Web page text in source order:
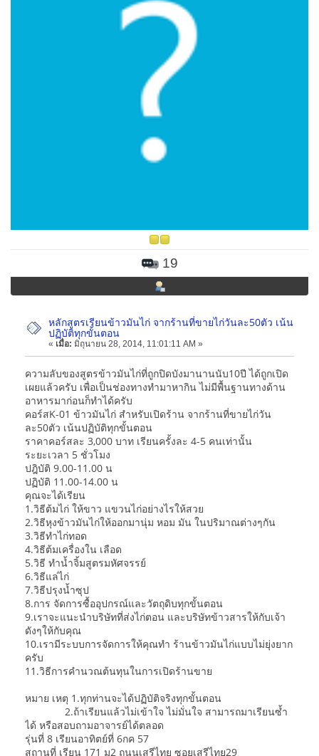
19
หลักสูตรเรียนข้าวมันไก่ จากร้านที่ขายไก่วันละ50ตัว เน้น
ปฏิบัติทุกขั้นตอน
« เมื่อ: มิถุนายน 28, 2014, 11:01:11 AM »
ความลับของสูตรข้าวมันไก่ที่ถูกปิดบังมานานนับ10ปี ได้ถูกเปิด
เผยแล้วครับ เพื่อเป็นช่องทางทำมาหากิน ไม่มีพื้นฐานทางด้าน
อาหารมาก่อนก็ทำได้ครับ
คอร์สK-01 ข้าวมันไก่ สำหรับเปิดร้าน จากร้านที่ขายไก่วัน
ละ50ตัว เน้นปฏิบัติทุกขั้นตอน
ราคาคอร์สละ 3,000 บาท เรียนครั้งละ 4-5 คนเท่านั้น
ระยะเวลา 5 ชั่วโมง
ปฎิบัติ 9.00-11.00 น
ปฏิบัติ 11.00-14.00 น
คุณจะได้เรียน
1.วิธีต้มไก่ ให้ขาว แขวนไก่อย่างไรให้สวย
2.วิธีหุงข้าวมันไก่ให้ออกมานุ่ม หอม มัน ในปริมาณต่างๆกัน
3.วิธีทำไก่ทอด
4.วิธีต้มเครื่องใน เลือด
5.วิธี ทำน้ำจิ้มสูตรมหัศจรรย์
6.วิธีแล่ไก่
7.วิธีปรุงน้ำซุป
8.การ จัดการซื้ออุปกรณ์และวัตถุดิบทุกขั้นตอน
9.เราจะแนะนำบริษัทที่ส่งไก่ตอน และบริษัทข้าวสารให้กับเจ้า
ดังๆให้กับคุณ
10.เรามีระบบการจัดการให้คุณทำ ร้านข้าวมันไก่แบบไม่ยุ่งยาก
ครับ
11.วิธีการคำนวณต้นทุนในการเปิดร้านขาย
หมาย เหตุ 1.ทุกท่านจะได้ปฏิบัติจริงทุกขั้นตอน
2.ถ้าเรียนแล้วไม่เข้าใจ ไม่มั่นใจ สามารถมาเรียนซ้ำ
ได้ หรือสอบถามอาจารย์ได้ตลอด
รุ่นที่ 8 เรียนอาทิตย์ที่ 6กค 57
สถานที่ เรียน 171 ม2 ถนนเสรีไทย ซอยเสรีไทย29